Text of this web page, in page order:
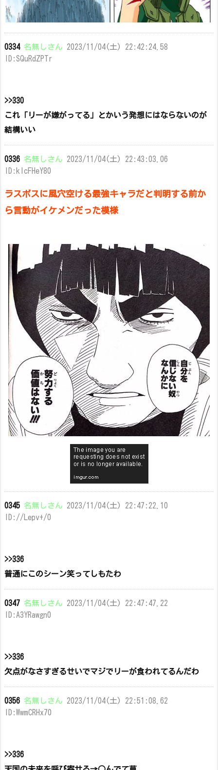
0334 名無しさん 2023/11/04(土) 22:42:24.58
ID:SQuRdZPTr
>>330
これ「リーが嫌がってる」とかいう発想にはならないのが
結構いい
0336 名無しさん 2023/11/04(土) 22:43:03.06
ID:kIcFHeY80
ラスボスに風穴空ける最強キャラだと判明する前か
ら言動がイケメンだった模様
0345 名無しさん 2023/11/04(土) 22:47:22.10
ID://Lepv+/0
>>336
普通にこのシーン笑ってしもたわ
0347 名無しさん 2023/11/04(土) 22:47:47.22
ID:A3YRawgn0
>>336
欠点がなさすぎるせいでマジでリーが食われてるんだわ
0356 名無しさん 2023/11/04(土) 22:51:08.62
ID:WwmCRHx70
>>336